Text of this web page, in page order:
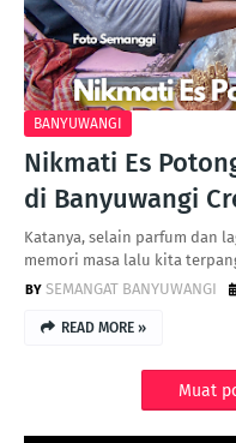
BANYUWANGI
Nikmati Es
di Banyuwangi
Katanya, selain parfum dan
memori masa lalu kita
SEMANGAT BANYUWANGI
READ MORE »
Muat